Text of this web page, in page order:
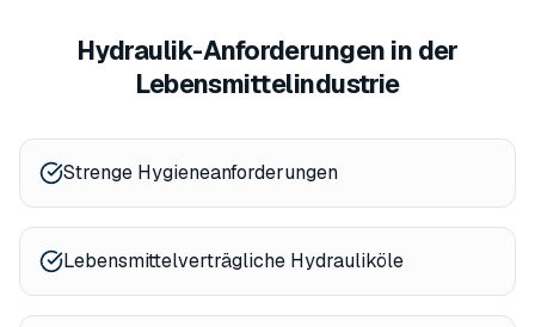
Hydraulik-Anforderungen in der
Lebensmittelindustrie
Strenge Hygieneanforderungen
Lebensmittelverträgliche Hydrauliköle